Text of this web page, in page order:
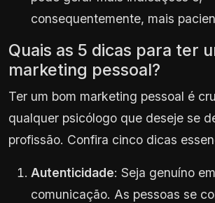
consequentemente, mais
Quais as 5 dicas para ter
marketing pessoal?
Ter um bom marketing pessoal é
qualquer psicólogo que deseje se
profissão. Confira cinco dicas
Autenticidade: Seja genuíno
comunicação. As pessoas se